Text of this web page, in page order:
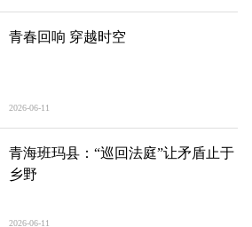
青春回响 穿越时空
2026-06-11
青海班玛县：“巡回法庭”让矛盾止于
乡野
2026-06-11